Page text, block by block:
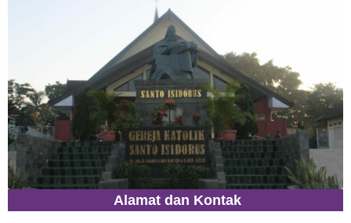
Alamat dan Kontak